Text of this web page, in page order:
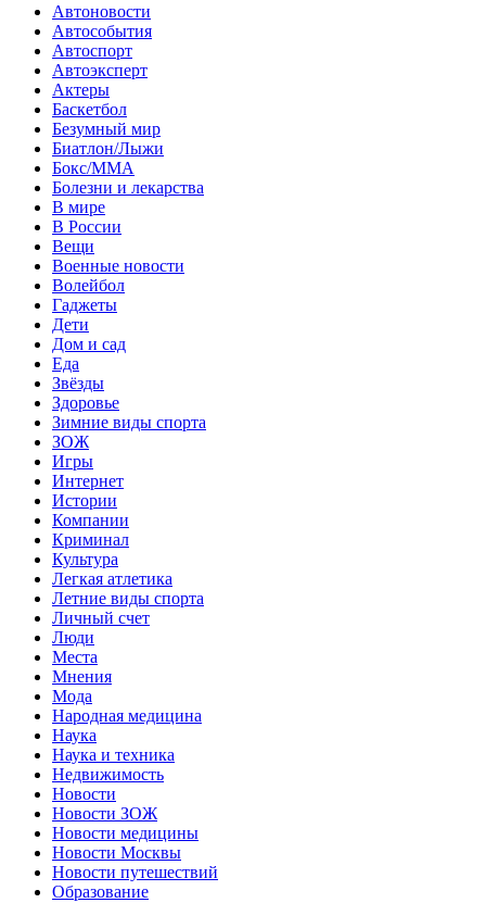
Автоновости
Автособытия
Автоспорт
Автоэксперт
Актеры
Баскетбол
Безумный мир
Биатлон/Лыжи
Бокс/MMA
Болезни и лекарства
В мире
В России
Вещи
Военные новости
Волейбол
Гаджеты
Дети
Дом и сад
Еда
Звёзды
Здоровье
Зимние виды спорта
ЗОЖ
Игры
Интернет
Истории
Компании
Криминал
Культура
Легкая атлетика
Летние виды спорта
Личный счет
Люди
Места
Мнения
Мода
Народная медицина
Наука
Наука и техника
Недвижимость
Новости
Новости ЗОЖ
Новости медицины
Новости Москвы
Новости путешествий
Образование